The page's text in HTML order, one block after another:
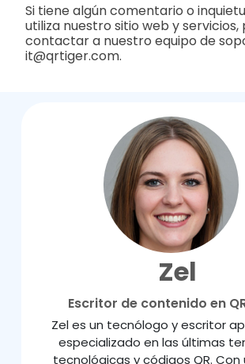
Si tiene algún comentario o
utiliza nuestro sitio web y servicios,
contactar a nuestro equipo de
it@qrtiger.com.
Zel
Escritor de contenido en QR
Zel es un tecnólogo y escritor
especializado en las últimas
tecnológicas y códigos QR. Con